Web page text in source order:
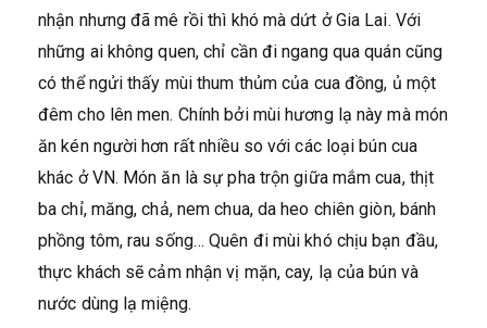
nhận nhưng đã mê rồi thì khó mà dứt ở Gia Lai. Với
những ai không quen, chỉ cần đi ngang qua quán cũng
có thể ngửi thấy mùi thum thủm của cua đồng, ủ một
đêm cho lên men. Chính bởi mùi hương lạ này mà món
ăn kén người hơn rất nhiều so với các loại bún cua
khác ở VN. Món ăn là sự pha trộn giữa mắm cua, thịt
ba chỉ, măng, chả, nem chua, da heo chiên giòn, bánh
phồng tôm, rau sống… Quên đi mùi khó chịu bạn đầu,
thực khách sẽ cảm nhận vị mặn, cay, lạ của bún và
nước dùng lạ miệng.